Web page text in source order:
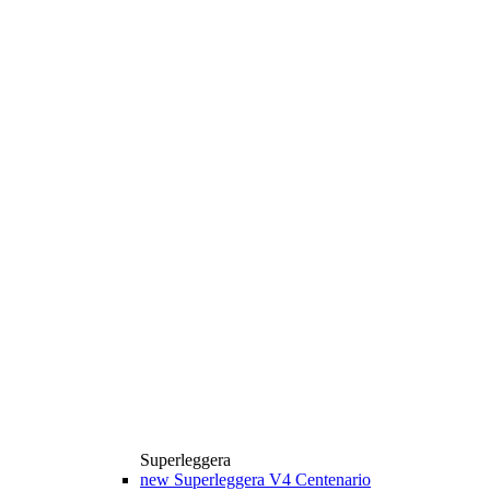
Superleggera
new Superleggera V4 Centenario